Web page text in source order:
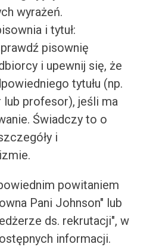
wyrażeń.
i tytuł:
pisownię
i upewnij się, że
tytułu (np.
lub profesor), jeśli ma
Świadczy to o
i
powitaniem
Pani Johnson" lub
ds. rekrutacji", w
informacji.